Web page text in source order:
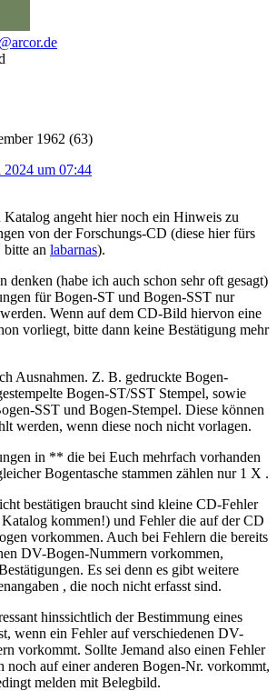
1962 (63)
um 07:44
Katalog angeht hier noch ein Hinweis zu
von der Forschungs-CD (diese hier fürs
bitte an labarnas).
denken (habe ich auch schon sehr oft gesagt)
für Bogen-ST und Bogen-SST nur
Wenn auf dem CD-Bild hiervon eine
vorliegt, bitte dann keine Bestätigung mehr
Ausnahmen. Z. B. gedruckte Bogen-
Bogen-ST/SST Stempel, sowie
SST und Bogen-Stempel. Diese können
werden, wenn diese noch nicht vorlagen.
in ** die bei Euch mehrfach vorhanden
Bogentasche stammen zählen nur 1 X .
bestätigen braucht sind kleine CD-Fehler
kommen!) und Fehler die auf der CD
vorkommen. Auch bei Fehlern die bereits
DV-Bogen-Nummern vorkommen,
Es sei denn es gibt weitere
, die noch nicht erfasst sind.
hinssichtlich der Bestimmung eines
wenn ein Fehler auf verschiedenen DV-
vorkommt. Sollte Jemand also einen Fehler
noch auf einer anderen Bogen-Nr. vorkommt,
melden mit Belegbild.